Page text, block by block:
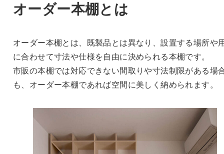
オーダー本棚とは
オーダー本棚とは、既製品とは異なり、設置する場所や
に合わせて寸法や仕様を自由に決められる本棚です。
市販の本棚では対応できない間取りや寸法制限がある場
も、オーダー本棚であれば空間に美しく納められます。